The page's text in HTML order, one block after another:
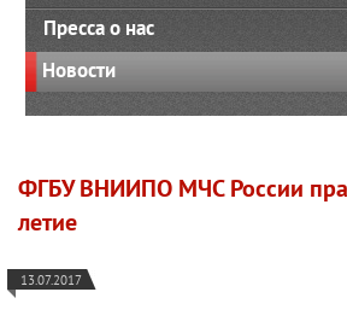
Пресса о нас
Новости
ФГБУ ВНИИПО МЧС России
летие
13.07.2017